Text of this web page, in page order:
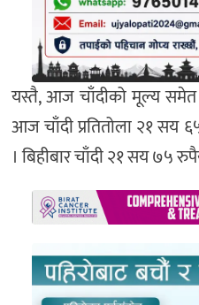
यस्तै, आज चाँदीको मूल्य
आज चाँदी प्रतितोला २१ सय
। बिहीबार चाँदी २१ सय ७५